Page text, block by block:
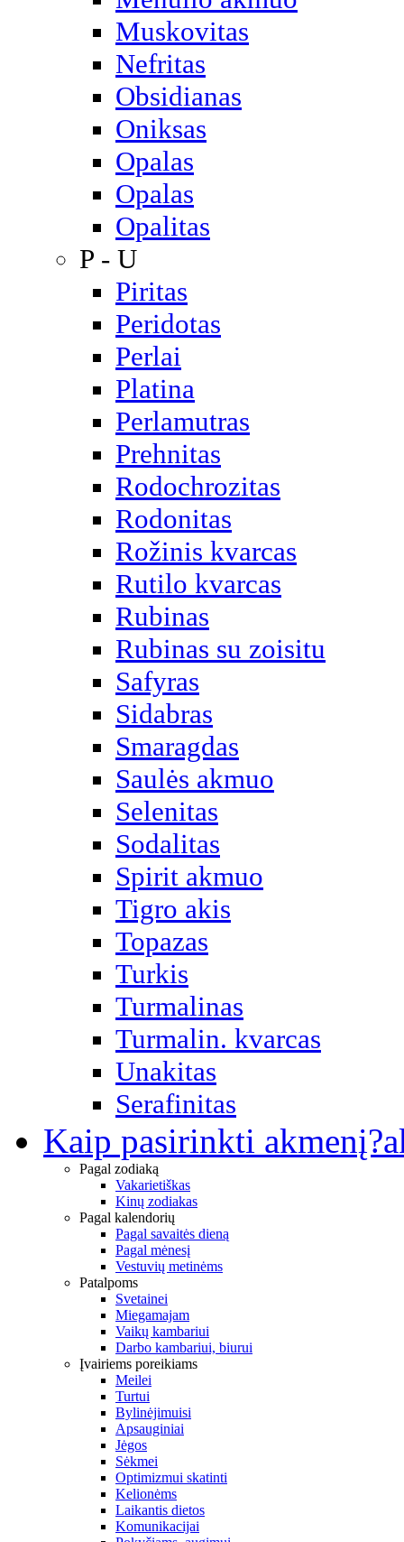
Muskovitas
Nefritas
Obsidianas
Oniksas
Opalas
Opalas
Opalitas
P - U
Piritas
Peridotas
Perlai
Platina
Perlamutras
Prehnitas
Rodochrozitas
Rodonitas
Rožinis kvarcas
Rutilo kvarcas
Rubinas
Rubinas su zoisitu
Safyras
Sidabras
Smaragdas
Saulės akmuo
Selenitas
Sodalitas
Spirit akmuo
Tigro akis
Topazas
Turkis
Turmalinas
Turmalin. kvarcas
Unakitas
Serafinitas
Kaip pasirinkti akmenį?
Pagal zodiaką
Vakarietiškas
Kinų zodiakas
Pagal kalendorių
Pagal savaitės dieną
Pagal mėnesį
Vestuvių metinėms
Patalpoms
Svetainei
Miegamajam
Vaikų kambariui
Darbo kambariui, biurui
Įvairiems poreikiams
Meilei
Turtui
Bylinėjimuisi
Apsauginiai
Jėgos
Sėkmei
Optimizmui skatinti
Kelionėms
Laikantis dietos
Komunikacijai